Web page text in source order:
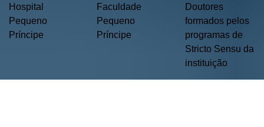
Hospital
Pequeno
Príncipe
Faculdade
Pequeno
Príncipe
Doutores
formados pelos
programas de
Stricto Sensu da
instituição